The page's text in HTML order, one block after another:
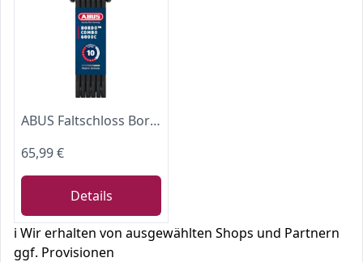
ABUS Faltschloss Bordo 6000C mit SH-Schlosshalter - Zahlenschloss aus gehärtetem Stahl - mit 4-stelligem Code - ABUS-Sicherheitslevel 10 - Länge 90 cm
65,99 €
Details
ℹ️ Wir erhalten von ausgewählten Shops und Partnern
ggf. Provisionen